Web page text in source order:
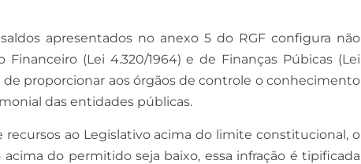
apresentados no anexo 5 do RGF configura não
(Lei 4.320/1964) e de Finanças Púbicas (Lei
proporcionar aos órgãos de controle o conhecimento
das entidades públicas.
ao Legislativo acima do limite constitucional, o
do permitido seja baixo, essa infração é tipificada